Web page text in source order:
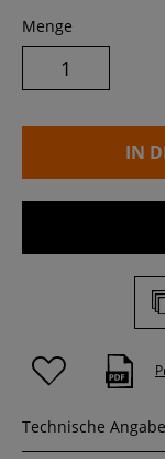
Menge
IN
Technische